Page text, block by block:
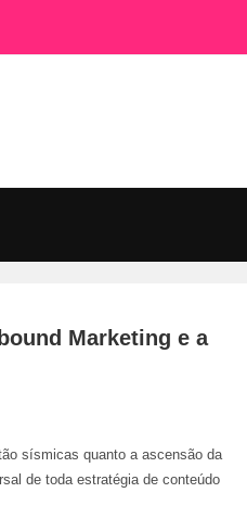
Marketing e a
sísmicas quanto a ascensão da
de toda estratégia de conteúdo